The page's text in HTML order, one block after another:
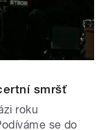
smršť
roku
se do